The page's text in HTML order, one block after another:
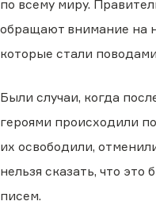
по всему миру.
обращают внимание на
которые стали
Были случаи, когда
героями происходили
их освободили,
нельзя сказать, что
писем.